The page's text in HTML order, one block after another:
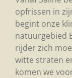
opfrissen in
begint onze
natuurgebied
rijder zich
witte straten
komen we